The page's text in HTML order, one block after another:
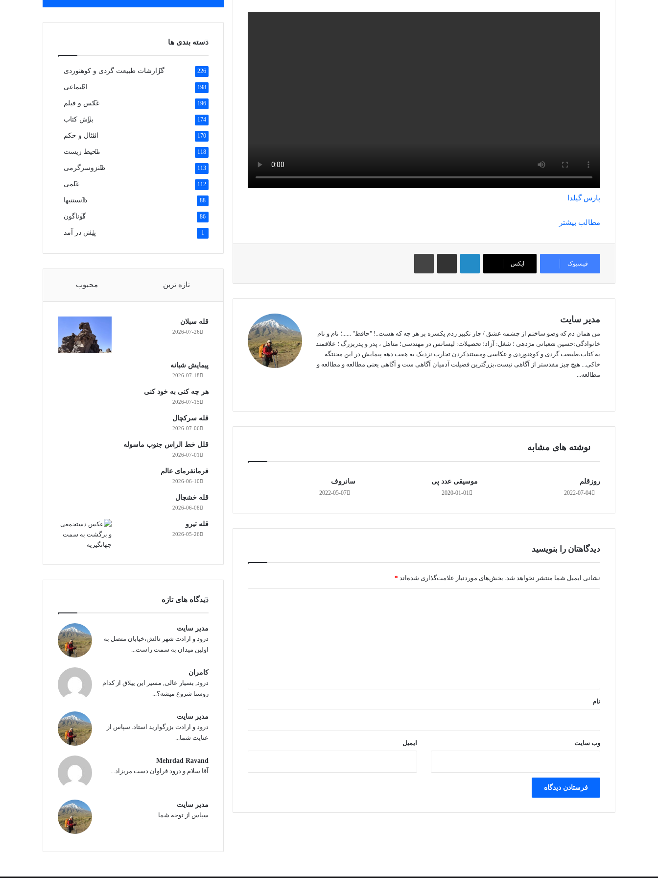
پارس گیلدا
مطالب بیشتر
فیسبوک ایکس
لینکداین اشتراک گذاری با ایمیل چاپ
مدیر سایت
من همان دم که وضو ساختم از چشمه عشق / چار تکبیر زدم یکسره بر هر چه که هست..! "حافظ" ......؛ نام و نام
خانوادگی:حسین شعبانی مژدهی ؛ شغل: آزاد؛ تحصیلات: لیسانس در مهندسی؛ متاهل ، پدر و پدربزرگ ؛ علاقمند
به کتاب،طبیعت گردی و کوهنوردی و عکاسی ومستندکردن تجارب نزدیک به هفت دهه پیمایش در این محنتگه
خاکی... هیچ چیز مقدستر از آگاهی نیست،بزرگترین فضیلت آدمیان آگاهی ست و آگاهی یعنی مطالعه و مطالعه و
مطالعه...
وک گرا
م
نوشته های مشابه
سانروف
2022-05-07
موسیقی عدد پی
2020-01-01
روزقلم
2022-07-04
دیدگاهتان را بنویسید
نشانی ایمیل شما منتشر نخواهد شد. بخش‌های موردنیاز علامت‌گذاری شده‌اند *
نام
ایمیل وب‌ سایت
دسته بندی ها
گزارشات طبیعت گردی و کوهنوردی 226
اجتماعی 198
عکس و فیلم 196
برش کتاب 174
امثال و حکم 170
محیط زیست 118
طنزوسرگرمی 113
علمی 112
دانستنیها 88
گوناگون 86
پیش در آمد 1
تازه ترین محبوب
قله سبلان
2026-07-26
پیمایش شبانه
2026-07-18
هر چه کنی به خود کنی
2026-07-15
قله سرکچال
2026-07-06
قلل خط الراس جنوب ماسوله
2026-07-01
فرمانفرمای عالم
2026-06-10
قله خشچال
2026-06-08
قله تیرو
2026-05-26
دیدگاه های تازه
مدیر سایت
درود و ارادت شهر تالش،خیابان متصل به
اولین میدان به سمت راست...
کامران
درود, بسیار عالی, مسیر این ییلاق از کدام
روستا شروع میشه؟...
مدیر سایت
درود و ارادت بزرگوارید استاد. سپاس از
عنایت شما...
Mehrdad Ravand
آقا سلام و درود فراوان دست مریزاد...
مدیر سایت
سپاس از توجه شما...